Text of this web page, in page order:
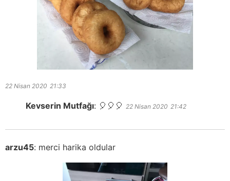
22 Nisan 2020 21:33
Kevserin Mutfağı: 🎈🎈🎈 22 Nisan 2020 21:42
arzu45: merci harika oldular